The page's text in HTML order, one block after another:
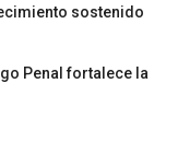
sostenido
Penal fortalece la